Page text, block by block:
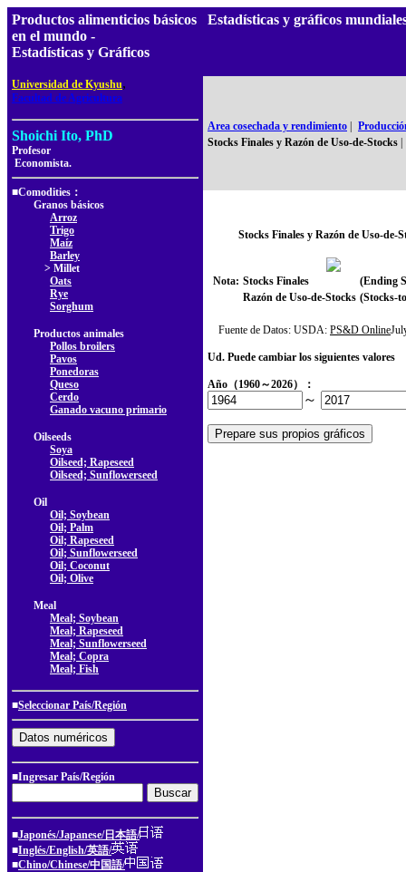
Productos alimenticios básicos
en el mundo -
Estadísticas y Gráficos
Universidad de Kyushu,
Facultad de Agricultura
Shoichi Ito, PhD
Profesor
Economista.
■Comodities：
Granos básicos
Arroz
Trigo
Maíz
Barley
> Millet
Oats
Rye
Sorghum
Productos animales
Pollos broilers
Pavos
Ponedoras
Queso
Cerdo
Ganado vacuno primario
Oilseeds
Soya
Oilseed; Rapeseed
Oilseed; Sunflowerseed
Oil
Oil; Soybean
Oil; Palm
Oil; Rapeseed
Oil; Sunflowerseed
Oil; Coconut
Oil; Olive
Meal
Meal; Soybean
Meal; Rapeseed
Meal; Sunflowerseed
Meal; Copra
Meal; Fish
■Seleccionar País/Región
■Ingresar País/Región
■Japonés/Japanese/日本語/
■Inglés/English/英語/
■Chino/Chinese/中国語/
Estadísticas y gráficos
Area cosechada y rendimiento
Stocks Finales y Razón de Uso-de-Stocks
Stocks Finales y Razón de Uso-de-
Nota: Stocks Finales
(Ending
Razón de Uso-de-Stocks (Stocks-
Fuente de Datos: USDA: PS&D Online
Ud. Puede cambiar los siguientes valores
Año（1960～2026）：
～